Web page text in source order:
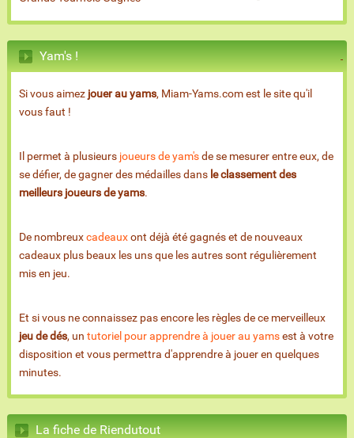
Yam's !
Si vous aimez jouer au yams, Miam-Yams.com est le site qu'il
vous faut !
Il permet à plusieurs joueurs de yam'sde se mesurer entre eux, de
se défier, de gagner des médailles dans le classement des
meilleurs joueurs de yams.
De nombreuxcadeauxont déjà été gagnés et de nouveaux
cadeaux plus beaux les uns que les autres sont régulièrement
mis en jeu.
Et si vous ne connaissez pas encore les règles de ce merveilleux
jeu de dés, un tutoriel pour apprendre à jouer au yamsest à votre
disposition et vous permettra d'apprendre à jouer en quelques
minutes.
La fiche de Riendutout